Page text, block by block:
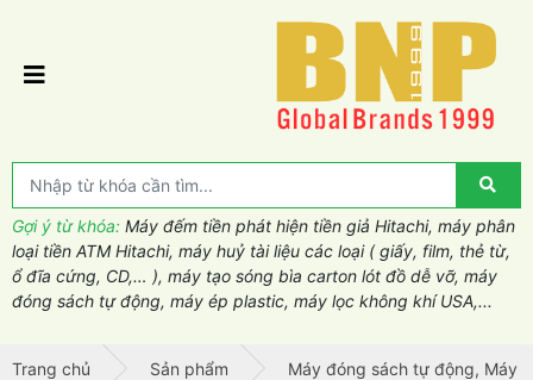
Gợi ý từ khóa: Máy đếm tiền phát hiện tiền giả Hitachi, máy phân
loại tiền ATM Hitachi, máy huỷ tài liệu các loại ( giấy, film, thẻ từ,
ổ đĩa cứng, CD,… ), máy tạo sóng bìa carton lót đồ dễ vỡ, máy
đóng sách tự động, máy ép plastic, máy lọc không khí USA,...
Trang chủ Sản phẩm Máy đóng sách tự động, Máy